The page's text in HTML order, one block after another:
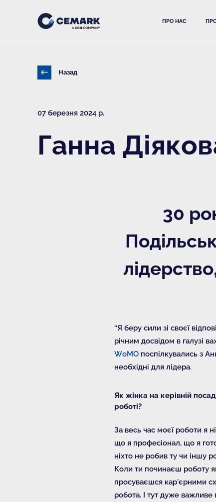
ПРО НАС
Назад
07 березня 2024 р.
Ганна
30
“Я беру сили зі своєї
річним досвідом в галузі
WoMOпоспілкувались з
необхідні для лідера.
Як жінка на керівній
роботі?
За весь час моєї роботи я
що я професіонал, що я
ніхто не робив ту чи іншу
Коли ти починаєш роботу
просуваєшся кар'єрними
робота. І тут дуже важливе